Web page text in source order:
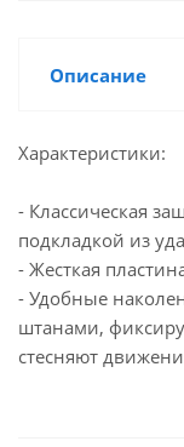
Описание
Характеристики:
- Классическая
подкладкой из
- Жесткая
- Удобные
штанами,
стесняют